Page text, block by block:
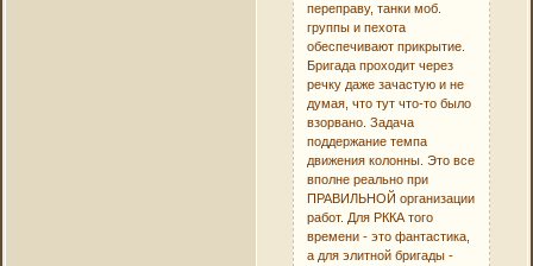
переправу, танки моб.
группы и пехота
обеспечивают прикрытие.
Бригада проходит через
речку даже зачастую и не
думая, что тут что-то было
взорвано. Задача
поддержание темпа
движения колонны. Это все
вполне реально при
ПРАВИЛЬНОЙ организации
работ. Для РККА того
времени - это фантастика,
а для элитной бригады -